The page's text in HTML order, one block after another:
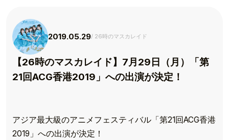
2019.05.29 26時のマスカレイド
【26時のマスカレイド】7月29日（月）「第
21回ACG香港2019」への出演が決定！
アジア最大級のアニメフェスティバル「第21回ACG香港
2019」への出演が決定！